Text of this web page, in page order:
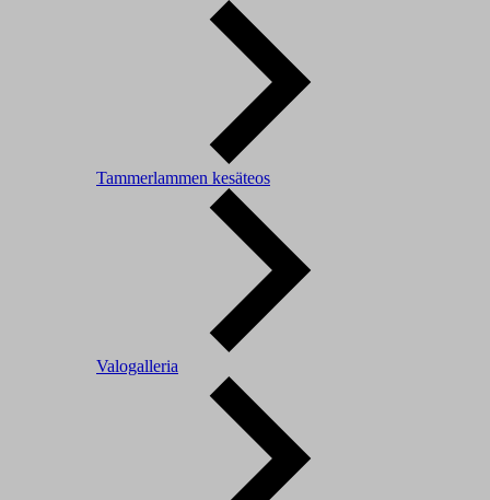
Tammerlammen kesäteos
Valogalleria